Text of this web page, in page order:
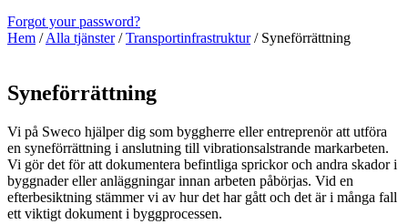
Forgot your password?
Hem /Alla tjänster/Transportinfrastruktur/ Syneförrättning
Syneförrättning
Vi på Sweco hjälper dig som byggherre eller entreprenör att utföra
en syneförrättning i anslutning till vibrationsalstrande markarbeten.
Vi gör det för att dokumentera befintliga sprickor och andra skador i
byggnader eller anläggningar innan arbeten påbörjas. Vid en
efterbesiktning stämmer vi av hur det har gått och det är i många fall
ett viktigt dokument i byggprocessen.